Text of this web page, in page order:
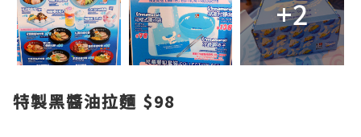
+2
特製黑醬油拉麵 $98